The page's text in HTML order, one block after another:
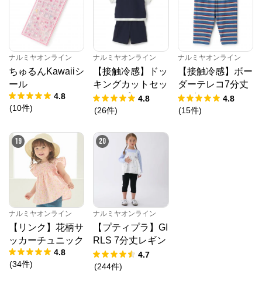
ナルミヤオンライン
ちゅるんKawaiiシ
ール
4.8
(10件)
ナルミヤオンライン
【接触冷感】ドッ
キングカットセッ
トアップ
4.8
(26件)
ナルミヤオンライン
【接触冷感】ボー
ダーテレコ7分丈
レギンス
4.8
(15件)
19
ナルミヤオンライン
【リンク】花柄サ
ッカーチュニック
4.8
(34件)
20
ナルミヤオンライン
【プティプラ】GI
RLS 7分丈レギン
ス
4.7
(244件)